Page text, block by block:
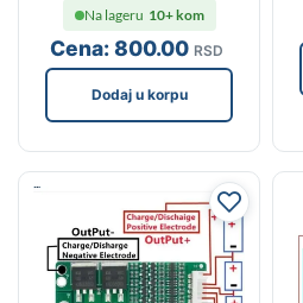
Cena:800.00 RSD
Na lageru 10+ kom
Dodaj u korpu